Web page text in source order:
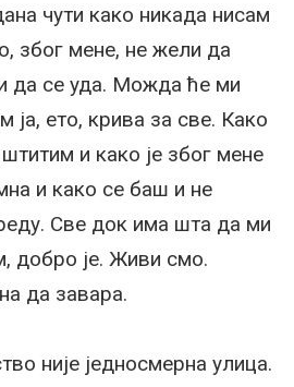
чути како никада нисам
због мене, не жели да
да се уда. Можда ће ми
ја, ето, крива за све. Како
и како је због мене
и како се баш и не
Све док има шта да ми
добро је. Живи смо.
да завара.
није једносмерна улица.